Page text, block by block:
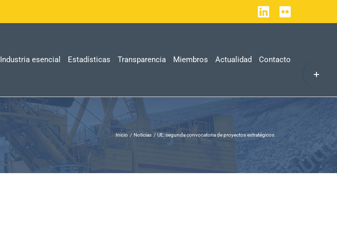
LinkedIn
Flickr
Industria esencial Estadísticas Transparencia Miembros Actualidad Contacto
Inicio Noticias UE: segunda convocatoria de proyectos estratégicos
Bar